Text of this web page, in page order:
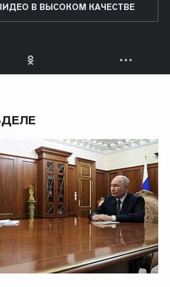
В ВЫСОКОМ КАЧЕСТВЕ